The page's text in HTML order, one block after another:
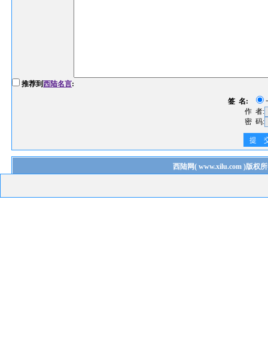
推荐到西陆名言:
签 名:
作 者:
密 码:
提
西陆网( www.xilu.com)版权